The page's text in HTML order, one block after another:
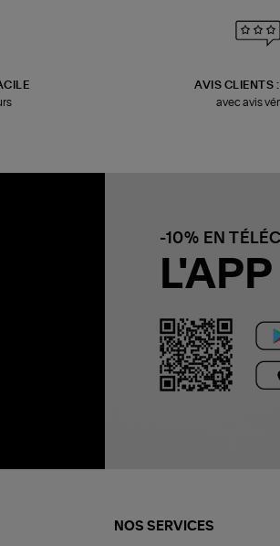
AVIS CLIENTS
avec avis
-10% EN
L'APP
NOS SERVICES